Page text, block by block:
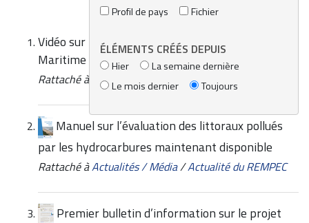
Profil de pays
Fichier
ÉLÉMENTS CRÉÉS DEPUIS
Hier
La semaine dernière
Le mois dernier
Toujours
Vidéo sur le Système Intégré d'Information
Maritime d'Aide à la Décision (MIDSIS-TROCS)
Rattaché à Actualités / Média Actualité du REMPEC
Manuel sur l’évaluation des littoraux pollués
par les hydrocarbures maintenant disponible
Rattaché àActualités / Média/Actualité du REMPEC
Premier bulletin d’information sur le projet